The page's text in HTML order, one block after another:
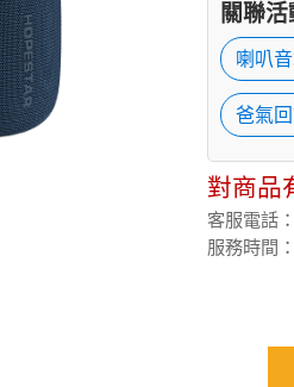
關聯
喇叭
爸氣
對商品
客服電話
服務時間